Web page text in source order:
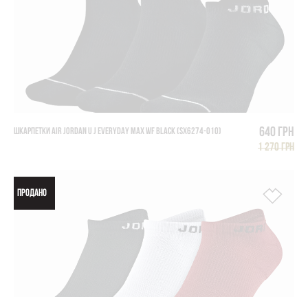
ШКАРПЕТКИ AIR JORDAN U J EVERYDAY MAX Wf BLACK (SX6274-010) 640 грн
1 270 грн
ПРОДАНО